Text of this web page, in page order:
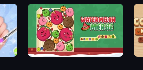
Fruit Merge: Juicy Drop Game